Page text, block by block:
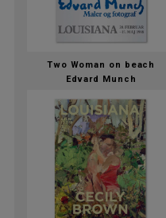
Two Woman on beach
Edvard Munch